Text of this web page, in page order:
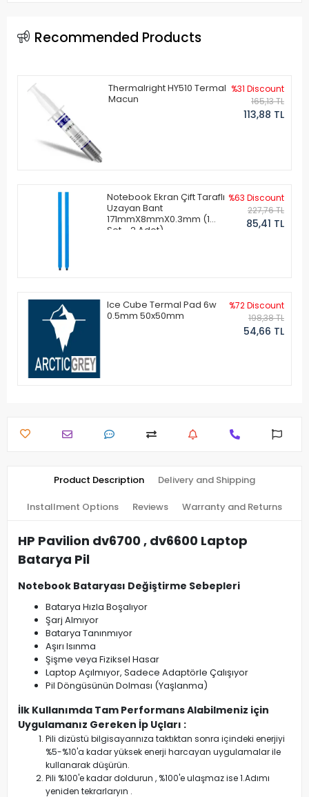
Recommended Products
Thermalright HY510 Termal
Macun
%31 Discount
165,13 TL
113,88 TL
Notebook Ekran Çift Taraflı
Uzayan Bant
171mmX8mmX0.3mm (1
Set - 2 Adet)
%63 Discount
227,76 TL
85,41 TL
Ice Cube Termal Pad 6w
0.5mm 50x50mm
%72 Discount
198,38 TL
54,66 TL
Product Description Delivery and Shipping
Installment Options Reviews Warranty and Returns
HP Pavilion dv6700 , dv6600 Laptop
Batarya Pil
Notebook Bataryası Değiştirme Sebepleri
Batarya Hızla Boşalıyor
Şarj Almıyor
Batarya Tanınmıyor
Aşırı Isınma
Şişme veya Fiziksel Hasar
Laptop Açılmıyor, Sadece Adaptörle Çalışıyor
Pil Döngüsünün Dolması (Yaşlanma)
İlk Kullanımda Tam Performans Alabilmeniz için
Uygulamanız Gereken İp Uçları :
Pili dizüstü bilgisayarınıza taktıktan sonra içindeki enerjiyi
%5-%10'a kadar yüksek enerji harcayan uygulamalar ile
kullanarak düşürün.
Pili %100'e kadar doldurun , %100'e ulaşmaz ise 1.Adımı
yeniden tekrarlaryın .